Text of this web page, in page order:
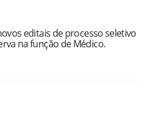
editais de processo seletivo
na função de Médico.